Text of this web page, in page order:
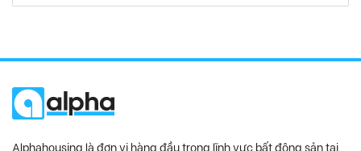
Alphahousing là đơn vị hàng đầu trong lĩnh vực bất động sản tại